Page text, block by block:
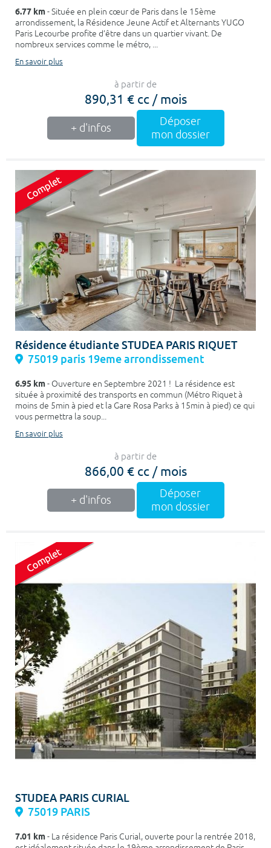
6.77 km- Située en plein cœur de Paris dans le 15ème
arrondissement, la Résidence Jeune Actif et Alternants YUGO
Paris Lecourbe profite d’être dans un quartier vivant. De
nombreux services comme le métro, ...
En savoir plus
à partir de
890,31 € cc / mois
+ d'infos
Déposer
mon dossier
Résidence étudiante STUDEA PARIS RIQUET
75019 paris 19eme arrondissement
6.95 km- Ouverture en Septembre 2021 ! La résidence est
située à proximité des transports en commun (Métro Riquet à
moins de 5min à pied et la Gare Rosa Parks à 15min à pied) ce qui
vous permettra la soup...
En savoir plus
à partir de
866,00 € cc / mois
+ d'infos
Déposer
mon dossier
STUDEA PARIS CURIAL
75019 PARIS
7.01 km- La résidence Paris Curial, ouverte pour la rentrée 2018,